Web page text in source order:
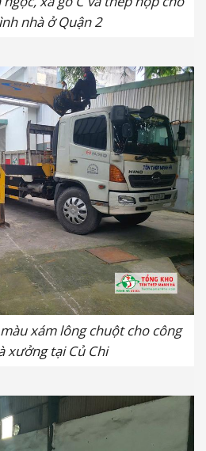
nhà ở Quận 2
xám lông chuột cho công
xưởng tại Củ Chi